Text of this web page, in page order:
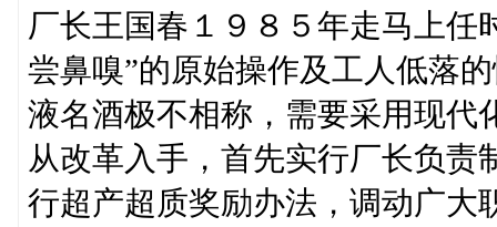
厂长王国春１９８５年走马上任
尝鼻嗅”的原始操作及工人低落
液名酒极不相称，需要采用现代
从改革入手，首先实行厂长负责
行超产超质奖励办法，调动广大